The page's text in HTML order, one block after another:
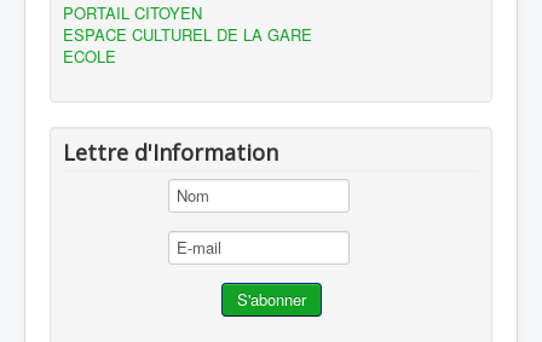
PORTAIL CITOYEN
ESPACE CULTUREL DE LA GARE
ECOLE
Lettre d'Information